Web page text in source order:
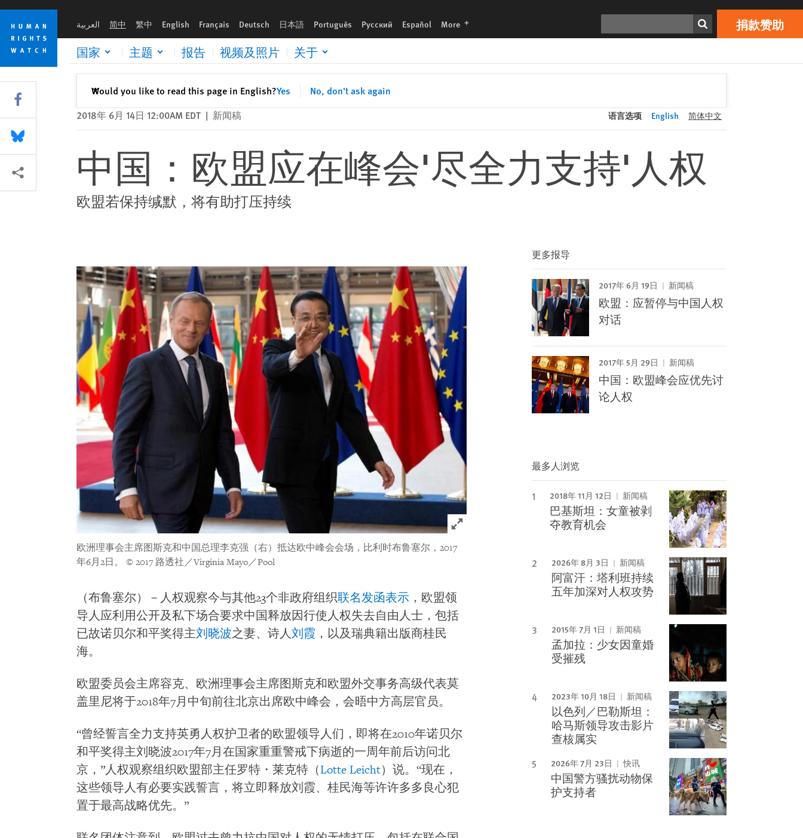
Skip
cookie
privacy
notice
Skip
main
content
العربية 简中 繁中 English Français Deutsch 日本語 Português Русский Español More languages 捐款赞助
国家 主题 报告 视频及照片 关于
Would you like to read this page in English?Yes No, don't ask again
✕关闭
Print 捐款赞助
2018年 6月 14日 12:00AM EDT | 新闻稿 语言选项 English 简体中文
中国：欧盟应在峰会'尽全力支持'人权
欧盟若保持缄默，将有助打压持续
Click to expand Image
欧洲理事会主席图斯克和中国总理李克强（右）抵达欧中峰会会场，比利时布鲁塞尔，2017
年6月2日。 © 2017 路透社／Virginia Mayo／Pool
（布鲁塞尔）－人权观察今与其他23个非政府组织联名发函表示 ，欧盟领
导人应利用公开及私下场合要求中国释放因行使人权失去自由人士，包括
已故诺贝尔和平奖得主刘晓波之妻、诗人刘霞 ，以及瑞典籍出版商桂民
海。
欧盟委员会主席容克、欧洲理事会主席图斯克和欧盟外交事务高级代表莫
盖里尼将于2018年7月中旬前往北京出席欧中峰会，会晤中方高层官员。
“曾经誓言全力支持英勇人权护卫者的欧盟领导人们，即将在2010年诺贝尔
和平奖得主刘晓波2017年7月在国家重重警戒下病逝的一周年前后访问北
京，”人权观察组织欧盟部主任罗特・莱克特（Lotte Leicht）说。“现在，
这些领导人有必要实践誓言，将立即释放刘霞、桂民海等许许多多良心犯
置于最高战略优先。”
更多报导
2017年 6月 19日 新闻稿
欧盟：应暂停与中国人权
对话
2017年 5月 29日 新闻稿
中国：欧盟峰会应优先讨
论人权
最多人浏览
2018年 11月 12日 新闻稿
巴基斯坦：女童被剥
夺教育机会
2026年 8月 3日 新闻稿
阿富汗：塔利班持续
五年加深对人权攻势
2015年 7月 1日 新闻稿
孟加拉：少女因童婚
受摧残
2023年 10月 18日 新闻稿
以色列／巴勒斯坦：
哈马斯领导攻击影片
查核属实
2026年 7月 23日 快讯
中国警方骚扰动物保
护支持者
Share this via Facebook
Share this via Bluesky
More sharing options